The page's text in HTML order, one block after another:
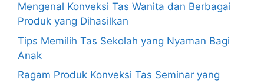
Mengenal Konveksi Tas Wanita dan Berbagai
Produk yang Dihasilkan
Tips Memilih Tas Sekolah yang Nyaman Bagi
Anak
Ragam Produk Konveksi Tas Seminar yang